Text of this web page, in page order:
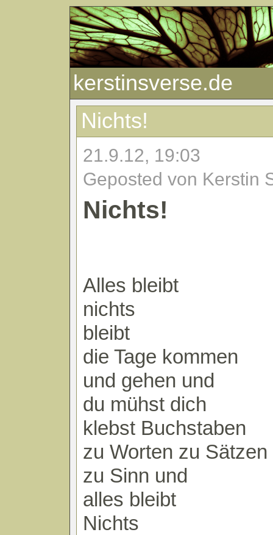
kerstinsverse.de
Nichts!
21.9.12, 19:03
Geposted von Kerstin
Nichts!
Alles bleibt
nichts
bleibt
die Tage kommen
und gehen und
du mühst dich
klebst Buchstaben
zu Worten zu Sätzen
zu Sinn und
alles bleibt
Nichts